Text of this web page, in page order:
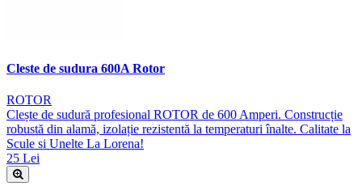
Cleste de sudura 600A Rotor
ROTOR
Clește de sudură profesional ROTOR de 600 Amperi. Construcție
robustă din alamă, izolație rezistentă la temperaturi înalte. Calitate la
Scule si Unelte La Lorena!
25 Lei